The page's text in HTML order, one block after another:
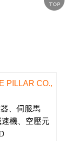
PILLAR CO.,
、伺服馬
機、空壓元